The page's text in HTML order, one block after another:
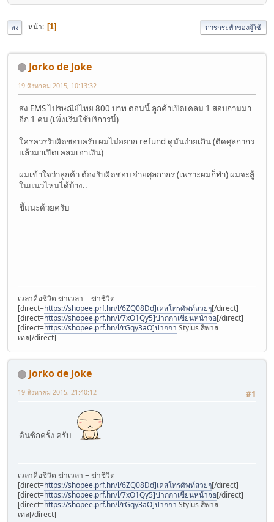
ลง หน้า 1 การกระทำของผู้ใช้
Jorko de Joke
19 สิงหาคม 2015, 10:13:32
ส่ง EMS ไปรษณีย์ไทย 800 บาท ตอนนี้ ลูกค้าเปิดเคลม 1 สอบถามมา
อีก 1 คน (เพิ่งเริ่มใช้บริการนี้)
ใครควรรับผิดชอบครับ ผมไม่อยาก refund ดูมันง่ายเกิน (ติดศุลกากร
แล้วมาเปิดเคลมเอาเงิน)
ผมเข้าใจว่าลูกค้า ต้องรับผิดชอบ จ่ายศุลกากร (เพราะผมก็ทำ) ผมจะสู้
ในแนวไหนได้บ้าง..
ชี้แนะด้วยครับ
เวลาคือชีวิต ฆ่าเวลา = ฆ่าชีวิต
[direct=https://shopee.prf.hn/l/6ZQ08Dd]เคสโทรศัพท์สวยๆ[/direct]
[direct=https://shopee.prf.hn/l/7xO1Qy5]ปากกาเขียนหน้าจอ[/direct]
[direct=https://shopee.prf.hn/l/rGqy3aO]ปากกา Stylus สีพาส
เทล[/direct]
Jorko de Joke
#1
19 สิงหาคม 2015, 21:40:12
ดันซักครั้ง ครับ
เวลาคือชีวิต ฆ่าเวลา = ฆ่าชีวิต
[direct=https://shopee.prf.hn/l/6ZQ08Dd]เคสโทรศัพท์สวยๆ[/direct]
[direct=https://shopee.prf.hn/l/7xO1Qy5]ปากกาเขียนหน้าจอ[/direct]
[direct=https://shopee.prf.hn/l/rGqy3aO]ปากกา Stylus สีพาส
เทล[/direct]